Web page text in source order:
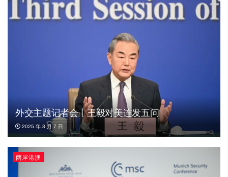
外交主题记者会丨王毅对美连发五问
2025 年 3 月 7 日
两岸港澳